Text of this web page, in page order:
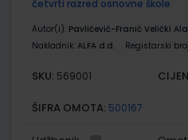
četvrti razred osnovne škole
Autor(i): Pavličević-Franić Velički
Nakladnik: ALFA d.d. Registarski
SKU: 569001
ŠIFRA OMOTA: 500167